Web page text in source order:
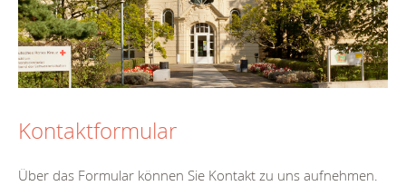
Kontaktformular
Über das Formular können Sie Kontakt zu uns aufnehmen.